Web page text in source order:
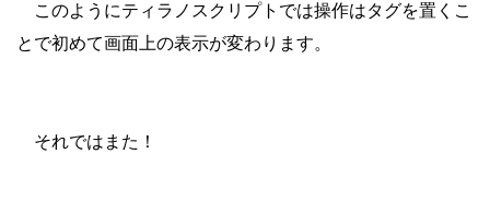
このようにティラノスクリプトでは操作はタグを置くこ
とで初めて画面上の表示が変わります。
それではまた！